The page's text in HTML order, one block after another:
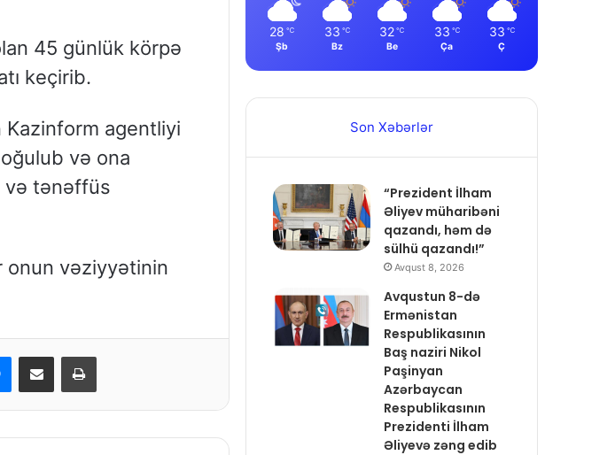
45 günlük körpə
keçirib.
Kazinform agentliyi
və ona
və tənəffüs
onun vəziyyətinin
28 ℃
Şb
33 ℃
Bz
32 ℃
Be
33 ℃
Ça
33 ℃
Ç
Son Xəbərlər
“Prezident İlham
Əliyev müharibəni
qazandı, həm də
sülhü qazandı!”
Avqust 8, 2026
Avqustun 8-də
Ermənistan
Respublikasının
Baş naziri Nikol
Paşinyan
Azərbaycan
Respublikasının
Prezidenti İlham
Əliyevə zəng edib